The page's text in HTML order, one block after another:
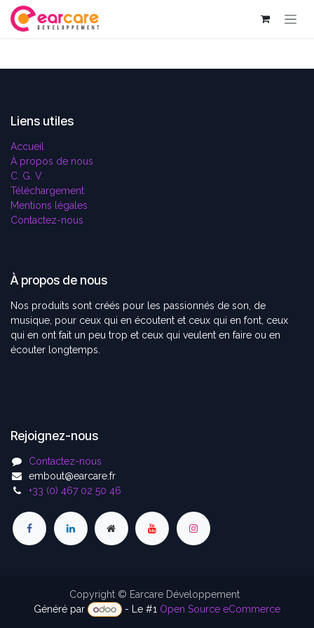
Se rendre au contenu
Liens utiles
Accueil
À propos de nous
C. G. V.
Téléchargement
Mentions légales
Contactez-nous
À propos de nous
Nos produits sont créés pour les passionnés de son, de
musique, pour ceux qui en écoutent et ceux qui en font, ceux
qui en ont fait un peu trop et ceux qui veulent en faire ou en
écouter longtemps.
Rejoignez-nous
Contactez-nous
embout@earcare.fr
+33 (0) 467 02 50 46
Copyright © Earcare Développement
Généré par
- Le #1 Open Source eCommerce